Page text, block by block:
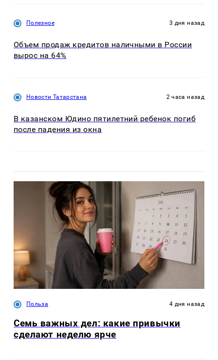
Полезное 3 дня назад
Объем продаж кредитов наличными в России
вырос на 64%
Новости Татарстана 2 часа назад
В казанском Юдино пятилетний ребенок погиб
после падения из окна
Польза 4 дня назад
Семь важных дел: какие привычки
сделают неделю ярче